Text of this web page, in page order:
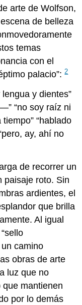
arte de Wolfson,
de belleza
temas
con el
palacio”:2
lengua y dientes
no soy raíz ni
tiempo
hablado
pero, ay, ahí no
de recorrer un
paisaje roto. Sin
ardientes, el
que brilla
Al igual
camino
obras de arte
luz que no
mantienen
por lo demás